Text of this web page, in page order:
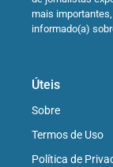
mais
informado(a)
Úteis
Sobre
Termos de Uso
Política de